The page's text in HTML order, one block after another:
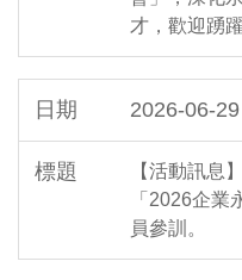
才，歡迎踴
2026-06-29
【活動訊息
「2026企
員參訓。